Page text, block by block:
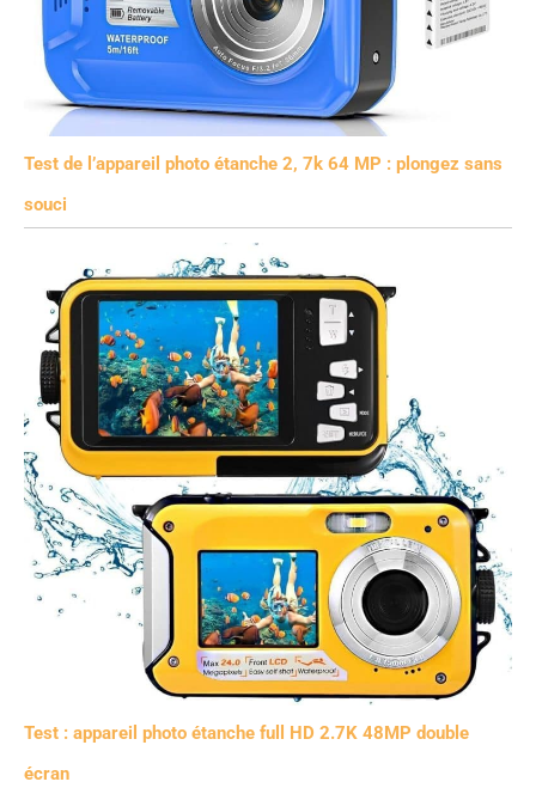
Test de l’appareil photo étanche 2, 7k 64 MP : plongez sans
souci
Test : appareil photo étanche full HD 2.7K 48MP double
écran